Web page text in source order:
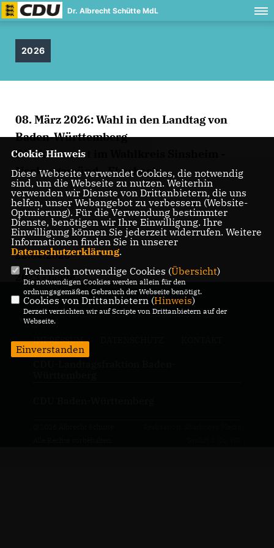
Dr. Albrecht Schütte MdL
2026
08. März 2026: Wahl in den Landtag von
Baden-Württemberg
Direktmandat im Wahlkreis Sinsheim -
Neckargemünd - Eberbach
22.04.2026
2023 - heute
IMPRESSUM
Cookie Hinweis
Diese Webseite verwendet Cookies, die notwendig
sind, um die Webseite zu nutzen. Weiterhin
verwenden wir Dienste von Drittanbietern, die uns
helfen, unser Webangebot zu verbessern (Website-
Optmierung). Für die Verwendung bestimmter
Dienste, benötigen wir Ihre Einwilligung. Ihre
Einwilligung können Sie jederzeit widerrufen. Weitere
Informationen finden Sie in unserer
Datenschutzerklärung.
Technisch notwendige Cookies (Übersicht)
Die notwendigen Cookies werden allein für den
ordnungsgemäßen Gebrauch der Webseite benötigt.
Cookies von Drittanbietern (Hinweis)
Derzeit verzichten wir auf Scripte von Drittanbietern auf der
Webseite.
Einverstanden